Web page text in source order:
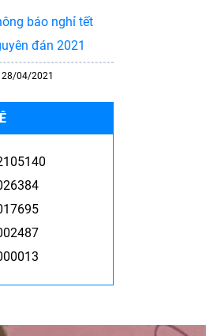
báo nghỉ tết
đán 2021
28/04/2021